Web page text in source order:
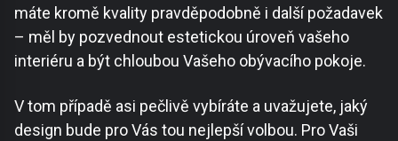
máte kromě kvality pravděpodobně i další požadavek
– měl by pozvednout estetickou úroveň vašeho
interiéru a být chloubou Vašeho obývacího pokoje.
V tom případě asi pečlivě vybíráte a uvažujete, jaký
design bude pro Vás tou nejlepší volbou. Pro Vaši